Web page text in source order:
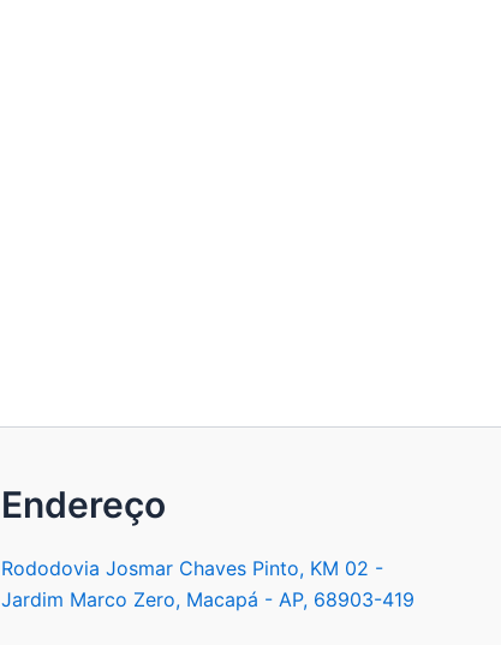
Endereço
Rododovia Josmar Chaves Pinto, KM 02 -
Jardim Marco Zero, Macapá - AP, 68903-419